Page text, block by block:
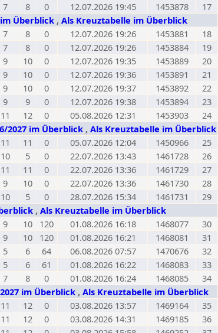
7 8 0 12.07.2026 19:45 1453878
17
Überblick , Als Kreuztabelle im Überblick
7 8 0 12.07.2026 19:26 1453881
18
7 8 0 12.07.2026 19:26 1453884
19
9 10 0 12.07.2026 19:35 1453889
20
9 10 0 12.07.2026 19:36 1453891
21
9 10 0 12.07.2026 19:37 1453892
22
9 9 0 12.07.2026 19:38 1453894
23
11 12 0 05.08.2026 12:31 1453903
24
2027 im Überblick , Als Kreuztabelle im Überblick
11 11 0 05.07.2026 12:04 1450966
25
10 5 0 22.07.2026 13:43 1461728
26
11 11 0 22.07.2026 13:36 1461729
27
9 10 0 22.07.2026 13:36 1461730
28
10 5 0 28.07.2026 15:34 1461731
29
, Als Kreuztabelle im Überblick
9 10 120 01.08.2026 16:18 1468077
30
9 10 120 01.08.2026 16:21 1468081
31
5 6 64 06.08.2026 07:57 1470676
32
5 6 61 01.08.2026 16:22 1468083
33
7 8 0 01.08.2026 16:24 1468085
34
im Überblick , Als Kreuztabelle im Überblick
11 12 0 03.08.2026 13:57 1469164
35
11 12 0 03.08.2026 14:31 1469185
36